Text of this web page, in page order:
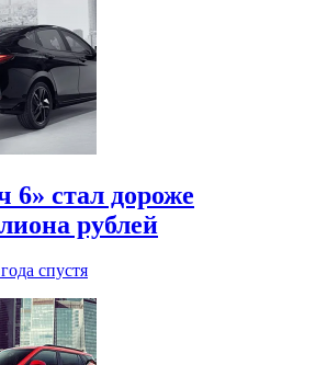
6» стал дороже
рублей
спустя